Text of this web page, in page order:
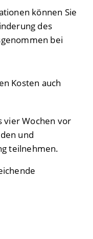
können Sie
des
bei
Kosten auch
vier Wochen vor
und
teilnehmen.